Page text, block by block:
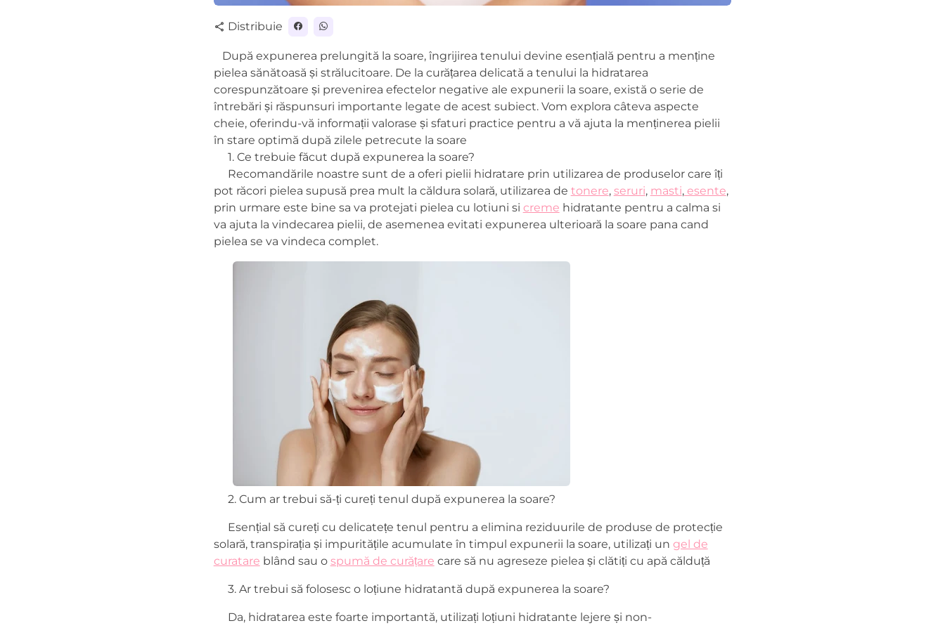
share Distribuie
După expunerea prelungită la soare, îngrijirea tenului devine esențială pentru a menține
pielea sănătoasă și strălucitoare. De la curățarea delicată a tenului la hidratarea
corespunzătoare și prevenirea efectelor negative ale expunerii la soare, există o serie de
întrebări și răspunsuri importante legate de acest subiect. Vom explora câteva aspecte
cheie, oferindu-vă informații valorase și sfaturi practice pentru a vă ajuta la menținerea pielii
în stare optimă după zilele petrecute la soare
1. Ce trebuie făcut după expunerea la soare?
Recomandările noastre sunt de a oferi pielii hidratare prin utilizarea de produselor care îți
pot răcori pielea supusă prea mult la căldura solară, utilizarea de tonere, seruri, masti,esente,
prin urmare este bine sa va protejati pielea cu lotiuni si creme hidratante pentru a calma si
va ajuta la vindecarea pielii, de asemenea evitati expunerea ulterioară la soare pana cand
pielea se va vindeca complet.
2. Cum ar trebui să-ți cureți tenul după expunerea la soare?
Esențial să cureți cu delicatețe tenul pentru a elimina reziduurile de produse de protecție
solară, transpirația și impuritățile acumulate în timpul expunerii la soare, utilizați un gel de
curatare blând sau o spumă de curățare care să nu agreseze pielea și clătiți cu apă călduță
3. Ar trebui să folosesc o loțiune hidratantă după expunerea la soare?
Da, hidratarea este foarte importantă, utilizați loțiuni hidratante lejere și non-